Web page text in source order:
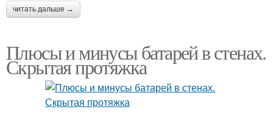
читать дальше →
Плюсы и минусы батарей в стенах.
Скрытая протяжка